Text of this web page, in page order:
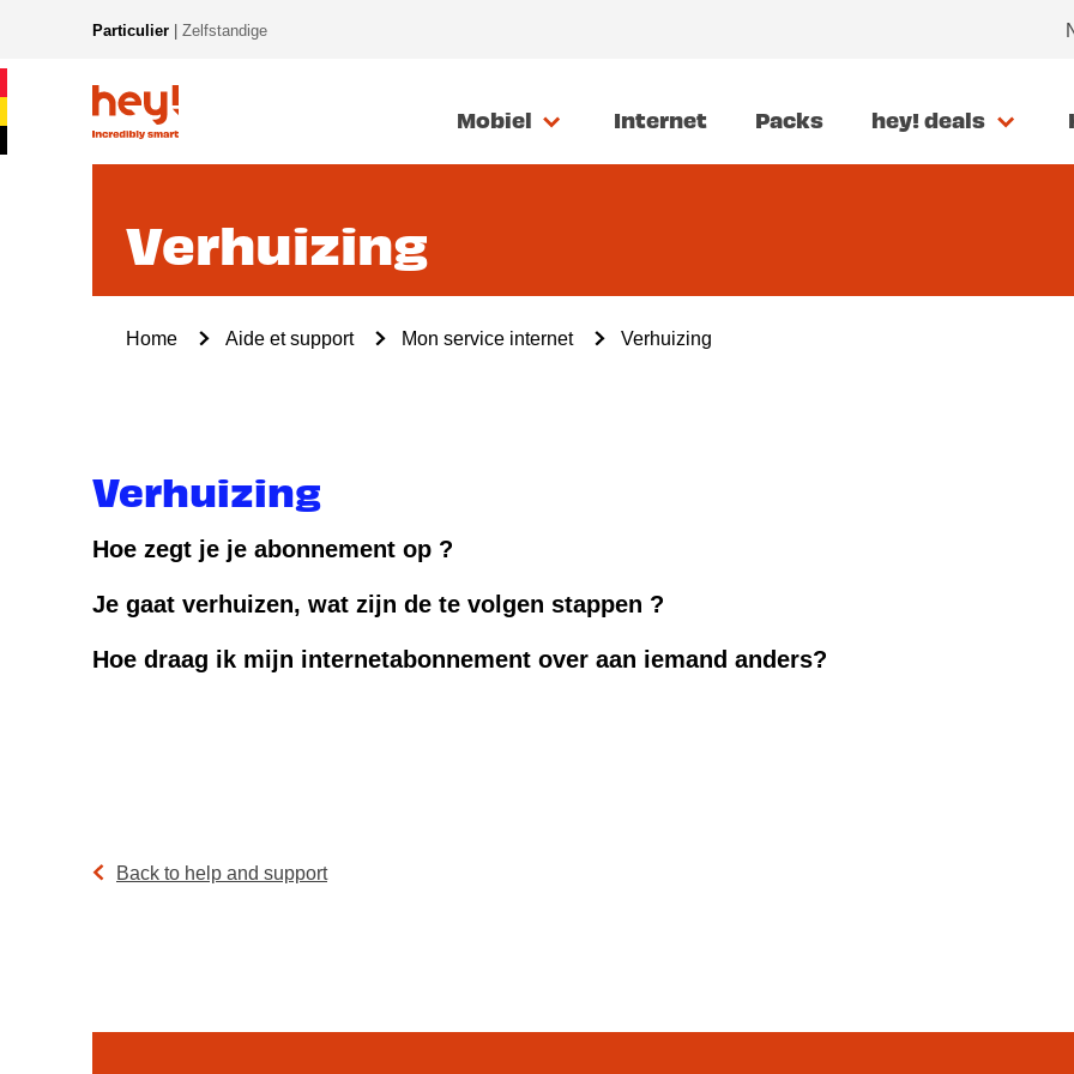
naar
de
inhoud
gaan
Particulier | Zelfstandige
navigation
Mobiel Internet Packs hey! deals
Verhuizing
Kruimelpad
Home Aide et support Mon service internet Verhuizing
Verhuizing
Hoe zegt je je abonnement op ?
Je gaat verhuizen, wat zijn de te volgen stappen ?
Hoe draag ik mijn internetabonnement over aan iemand anders?
Back to help and support